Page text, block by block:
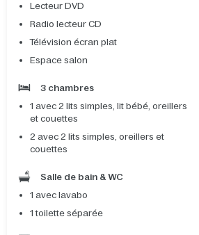
Lecteur DVD
Radio lecteur CD
Télévision écran plat
Espace salon
3 chambres
1 avec 2 lits simples, lit bébé, oreillers
et couettes
2 avec 2 lits simples, oreillers et
couettes
Salle de bain & WC
1 avec lavabo
1 toilette séparée